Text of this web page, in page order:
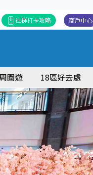
商戶中心
社群打卡攻略
圍遊 18區好去處